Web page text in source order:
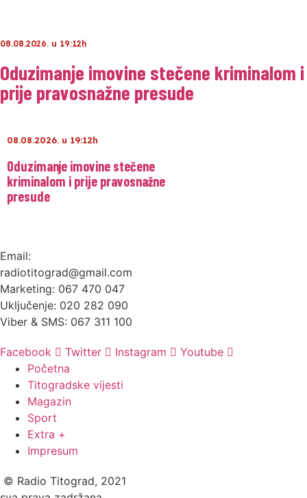
08.08.2026. u 19:12h
Oduzimanje imovine stečene kriminalom i
prije pravosnažne presude
08.08.2026. u 19:12h
Oduzimanje imovine stečene
kriminalom i prije pravosnažne
presude
Email:
radiotitograd@gmail.com
Marketing: 067 470 047
Uključenje: 020 282 090
Viber & SMS: 067 311 100
Facebook Twitter Instagram
Youtube
Početna
Titogradske vijesti
Magazin
Sport
Extra +
Impresum
© Radio Titograd, 2021